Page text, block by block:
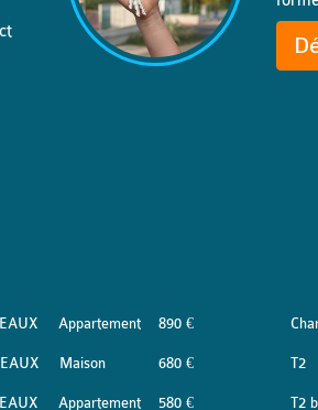
Appartement 890 €
Maison 680 €
Appartement 580 €
T2
T2